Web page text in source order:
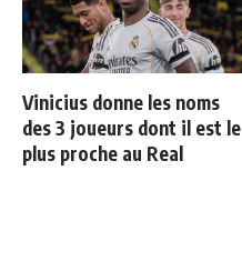
Vinicius donne les noms
des 3 joueurs dont il est le
plus proche au Real